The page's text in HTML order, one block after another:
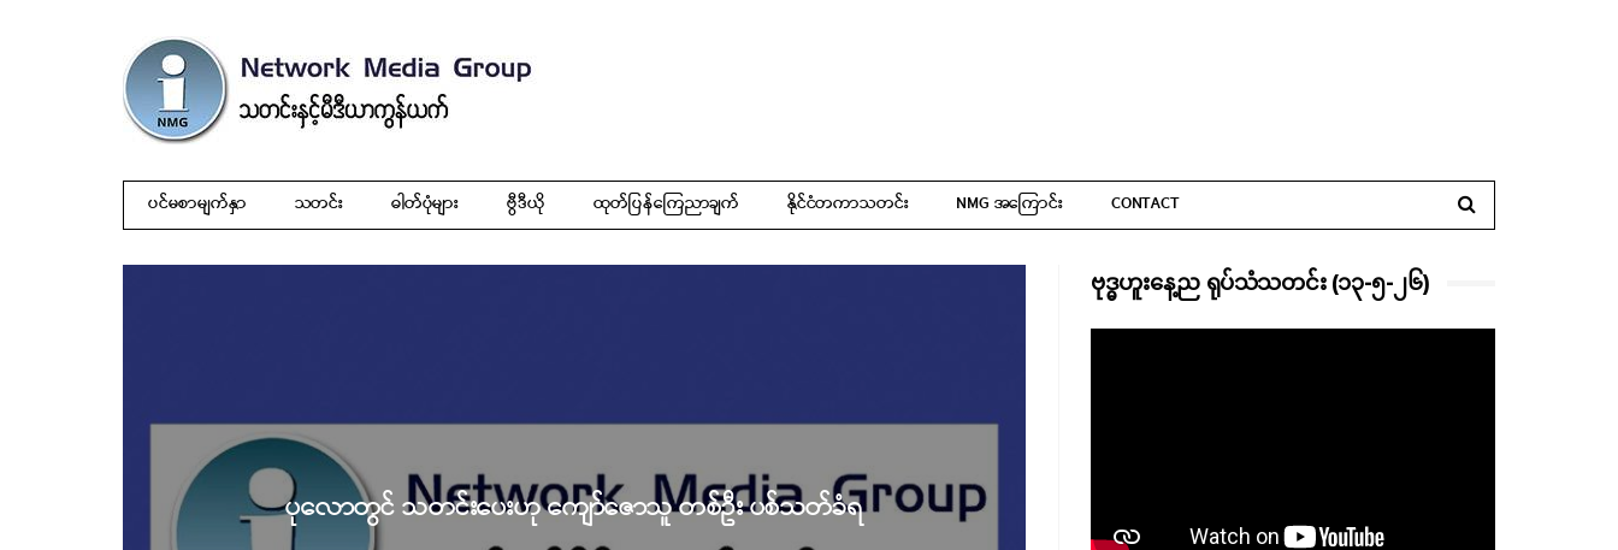
ပင်မစာမျက်နှာ သတင်း ဓါတ်ပုံများ ဗွီဒီယို ထုတ်ပြန်ကြေညာချက် နိုင်ငံတကာသတင်း NMG အကြောင်း CONTACT
ပုလောတွင် သတင်းပေးဟု ကျော်ဇောသူ တစ်ဦး ပစ်သတ်ခံရ
ဗုဒ္ဓဟူးနေ့ည ရုပ်သံသတင်း (၁၃-၅-၂၆)